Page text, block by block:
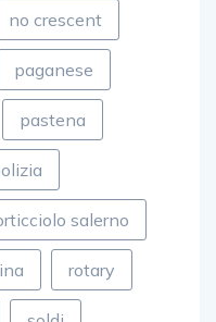
paganese
pastena
salerno
rotary
soldi